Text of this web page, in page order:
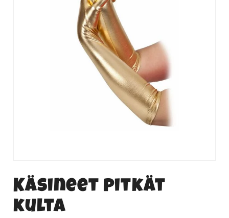
Käsineet pitkät
kulta